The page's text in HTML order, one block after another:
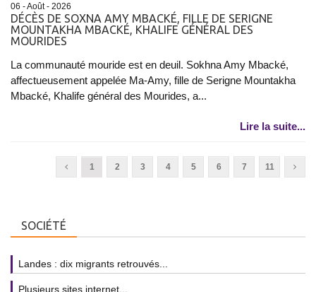
06 - Août - 2026
DÉCÈS DE SOXNA AMY MBACKÉ, FILLE DE SERIGNE
MOUNTAKHA MBACKÉ, KHALIFE GÉNÉRAL DES
MOURIDES
La communauté mouride est en deuil. Sokhna Amy Mbacké,
affectueusement appelée Ma-Amy, fille de Serigne Mountakha
Mbacké, Khalife général des Mourides, a...
Lire la suite...
1 2 3 4 5 6 7 11
SOCIÉTÉ
Landes : dix migrants retrouvés...
Plusieurs sites internet...